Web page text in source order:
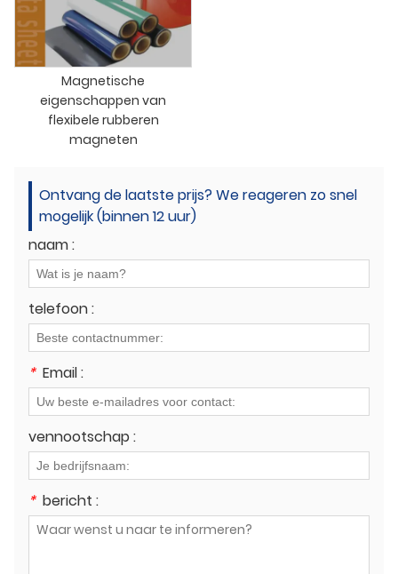
Magnetische
eigenschappen van
flexibele rubberen
magneten
Ontvang de laatste prijs? We reageren zo snel
mogelijk (binnen 12 uur)
naam :
telefoon :
* Email :
vennootschap :
* bericht :